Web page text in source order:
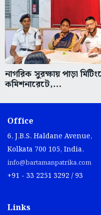
নাগরিক সুরক্ষায় পাড়া
কমিশনারেটে,...
Office
6, J.B.S. Haldane Avenue,
Kolkata 700 105, India.
info@bartamanpatrika.com
+91 - 33 2251 3292 / 93
Links